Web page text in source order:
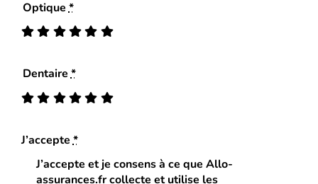
Optique*
Dentaire*
J’accepte*
J’accepte et je consens à ce que Allo-
assurances.fr collecte et utilise les